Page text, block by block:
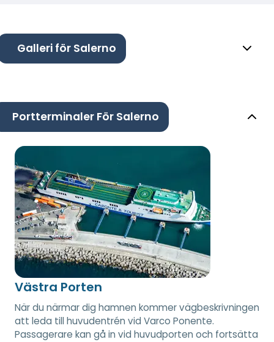
Galleri för Salerno
Portterminaler För Salerno
Västra Porten
När du närmar dig hamnen kommer vägbeskrivningen
att leda till huvudentrén vid Varco Ponente.
Passagerare kan gå in vid huvudporten och fortsätta